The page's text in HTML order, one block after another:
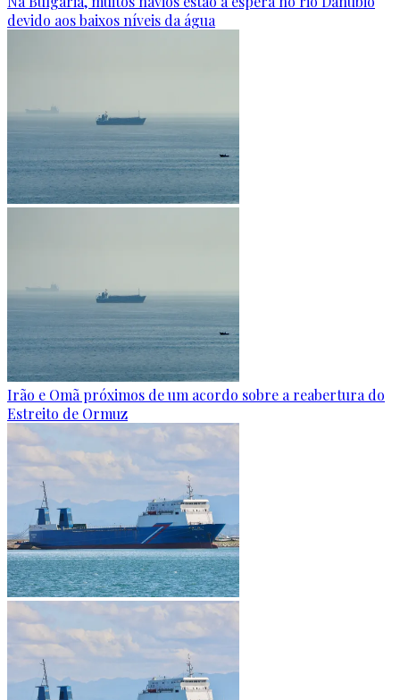
devido aos baixos níveis da água
Irão e Omã próximos de um acordo sobre a reabertura do
Estreito de Ormuz